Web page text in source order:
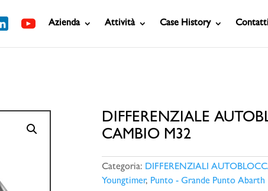
Azienda Attività Case History
DIFFERENZIALE
CAMBIO M32
Categoria: DIFFERENZIALI
Youngtimer, Punto - Grande Punto Abarth